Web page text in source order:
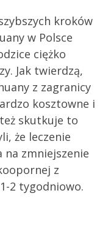
kroków
w Polsce
ciężko
Jak twierdzą,
z zagranicy
kosztowne i
skutkuje to
że leczenie
na zmniejszenie
z
2 tygodniowo.